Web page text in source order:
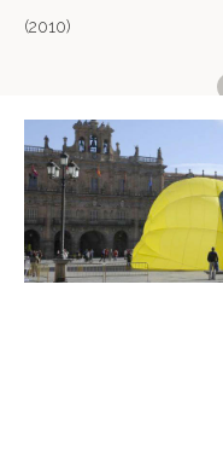
(2010)